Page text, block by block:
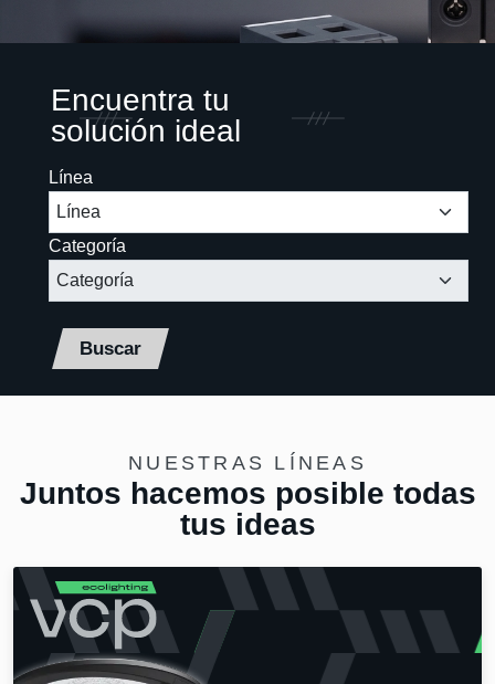
Encuentra tu
solución ideal
Línea
Categoría
Buscar
NUESTRAS LÍNEAS
Juntos hacemos posible todas
tus ideas